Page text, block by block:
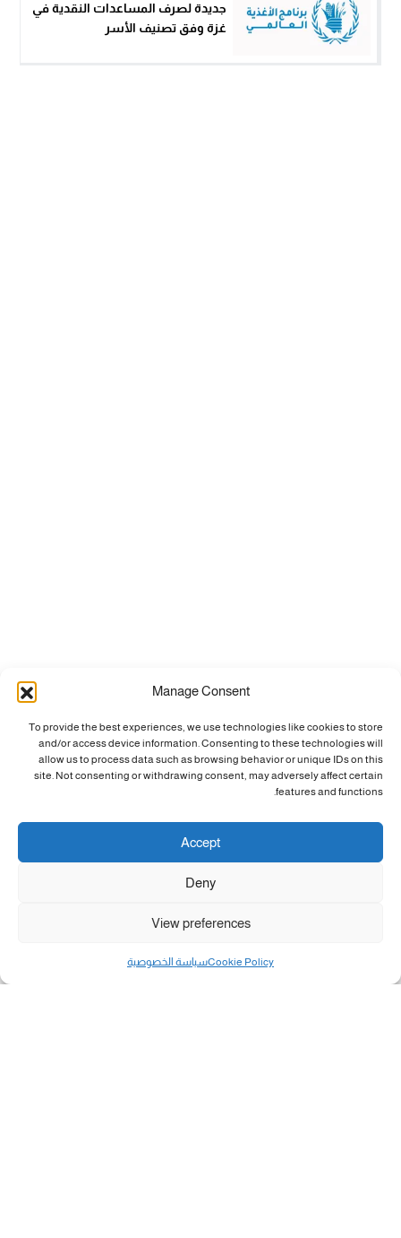
Manage Consent
To provide the best experiences, we use technologies like cookies to store
and/or access device information. Consenting to these technologies will
allow us to process data such as browsing behavior or unique IDs on this
site. Not consenting or withdrawing consent, may adversely affect certain
features and functions.
Accept
Deny
View preferences
Cookie Policyسياسة الخصوصية
جديدة لصرف المساعدات النقدية في
غزة وفق تصنيف الأسر
مال و أعمال